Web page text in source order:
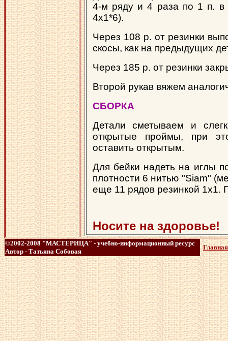
4-м ряду и 4 раза по 1 п.
4х1*6).
Через 108 р. от резинки
скосы, как на предыдущих
Через 185 р. от резинки
Второй рукав вяжем
СБОРКА
Детали сметываем и
открытые проймы, при
оставить открытым.
Для бейки надеть на иглы
плотности 6 нитью "Siam"
еще 11 рядов резинкой 1х1.
Носите на здоровье!
©2002-2008 "МАСТЕРИЦА" - учебно-информационный ресурс
Автор - Татьяна Собовая